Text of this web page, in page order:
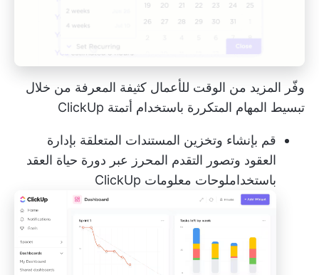
وفّر المزيد من الوقت للأعمال كثيفة المعرفة من خلال
تبسيط المهام المتكررة باستخدام أتمتة ClickUp
قم بإنشاء وتخزين المستندات المتعلقة بإدارة
العقود وتصور التقدم المحرز عبر دورة حياة العقد
باستخداملوحات معلومات ClickUp